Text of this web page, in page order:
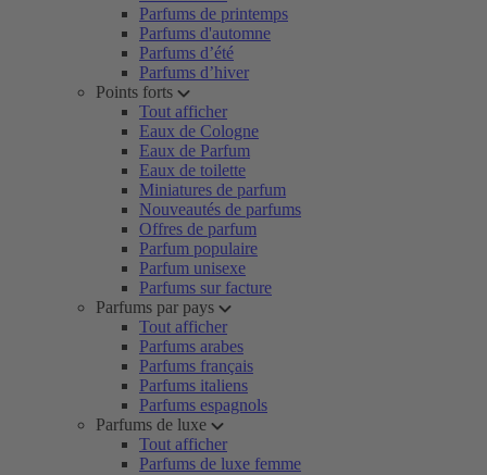
Parfums de printemps
Parfums d'automne
Parfums d’été
Parfums d’hiver
Points forts
Tout afficher
Eaux de Cologne
Eaux de Parfum
Eaux de toilette
Miniatures de parfum
Nouveautés de parfums
Offres de parfum
Parfum populaire
Parfum unisexe
Parfums sur facture
Parfums par pays
Tout afficher
Parfums arabes
Parfums français
Parfums italiens
Parfums espagnols
Parfums de luxe
Tout afficher
Parfums de luxe femme